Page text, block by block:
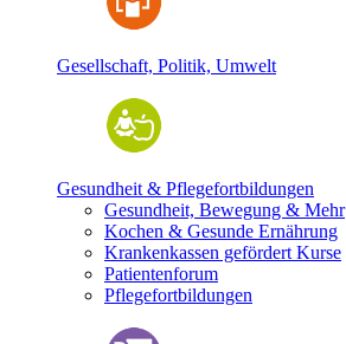
Gesellschaft, Politik, Umwelt
Gesundheit & Pflegefortbildungen
Gesundheit, Bewegung & Mehr
Kochen & Gesunde Ernährung
Krankenkassen gefördert Kurse
Patientenforum
Pflegefortbildungen